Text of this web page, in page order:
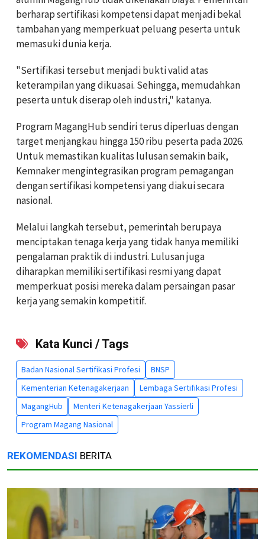
berharap sertifikasi kompetensi dapat menjadi bekal
tambahan yang memperkuat peluang peserta untuk
memasuki dunia kerja.
"Sertifikasi tersebut menjadi bukti valid atas
keterampilan yang dikuasai. Sehingga, memudahkan
peserta untuk diserap oleh industri," katanya.
Program MagangHub sendiri terus diperluas dengan
target menjangkau hingga 150 ribu peserta pada 2026.
Untuk memastikan kualitas lulusan semakin baik,
Kemnaker mengintegrasikan program pemagangan
dengan sertifikasi kompetensi yang diakui secara
nasional.
Melalui langkah tersebut, pemerintah berupaya
menciptakan tenaga kerja yang tidak hanya memiliki
pengalaman praktik di industri. Lulusan juga
diharapkan memiliki sertifikasi resmi yang dapat
memperkuat posisi mereka dalam persaingan pasar
kerja yang semakin kompetitif.
Kata Kunci / Tags
Badan Nasional Sertifikasi Profesi
BNSP
Kementerian Ketenagakerjaan
Lembaga Sertifikasi Profesi
MagangHub
Menteri Ketenagakerjaan Yassierli
Program Magang Nasional
REKOMENDASI BERITA